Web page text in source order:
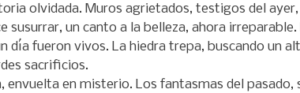
olvidada. Muros agrietados, testigos del ayer,
susurrar, un canto a la belleza, ahora irreparable.
día fueron vivos. La hiedra trepa, buscando un
sacrificios.
envuelta en misterio. Los fantasmas del pasado,